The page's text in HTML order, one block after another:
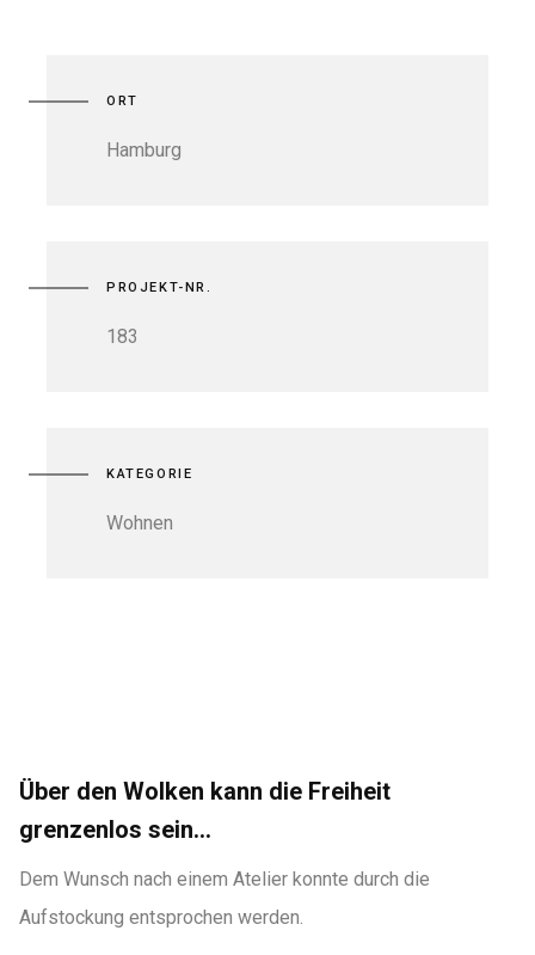
ORT
Hamburg
PROJEKT-NR.
183
KATEGORIE
Wohnen
Über den Wolken kann die Freiheit
grenzenlos sein…
Dem Wunsch nach einem Atelier konnte durch die
Aufstockung entsprochen werden.